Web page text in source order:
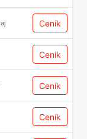
Ceník
Ceník
Ceník
Ceník